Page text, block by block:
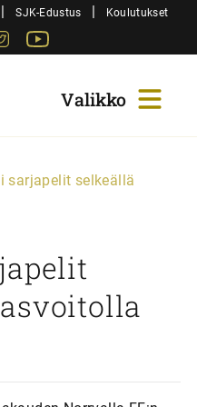
| SJK-Edustus | Koulutukset
Twitter
sarjapelit selkeällä